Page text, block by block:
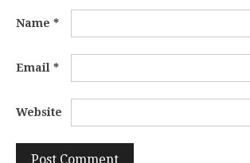
Name *
Email *
Website